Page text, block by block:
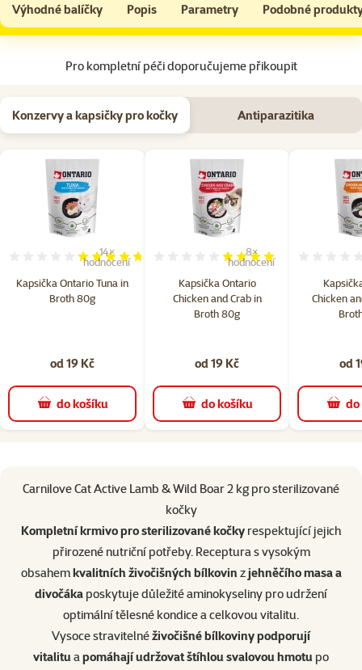
Granule CARNILOVE Active pro sterilizované kočky jehněčí a divočák 2 kg
Do košíku
Výhodné balíčky Popis Parametry Podobné
Na začátek stránky
Pro kompletní péči doporučujeme přikoupit
Konzervy a kapsičky pro kočky Antiparazitika
Kapsička Ontario Tuna in
Broth 80g
Hodnocení 94%, počet hodnocení: 14
14×
hodnocení
od 19 Kč
do košíku
Kapsička Ontario
Chicken and Crab in
Broth 80g
Hodnocení 80%, počet
8×
hodnocení
od 19 Kč
do košíku
Chicken
od
Carnilove Cat Active Lamb & Wild Boar 2 kg pro sterilizované
kočky
Kompletní krmivo pro sterilizované kočky respektující jejich
přirozené nutriční potřeby. Receptura s vysokým
obsahemkvalitních živočišných bílkovinzjehněčího masa a
divočáka poskytuje důležité aminokyseliny pro udržení
optimální tělesné kondice a celkovou vitalitu.
Vysoce stravitelnéživočišné bílkoviny podporují
vitalituapomáhají udržovat štíhlou svalovou hmotu po